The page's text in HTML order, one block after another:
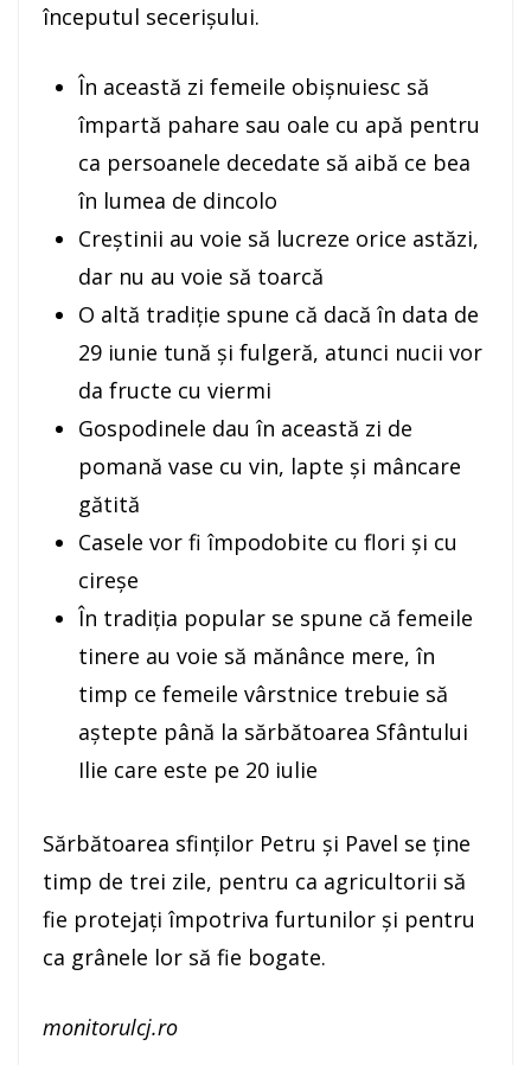
începutul secerișului.
În această zi femeile obișnuiesc să
împartă pahare sau oale cu apă pentru
ca persoanele decedate să aibă ce bea
în lumea de dincolo
Creștinii au voie să lucreze orice astăzi,
dar nu au voie să toarcă
O altă tradiție spune că dacă în data de
29 iunie tună și fulgeră, atunci nucii vor
da fructe cu viermi
Gospodinele dau în această zi de
pomană vase cu vin, lapte și mâncare
gătită
Casele vor fi împodobite cu flori și cu
cireșe
În tradiția popular se spune că femeile
tinere au voie să mănânce mere, în
timp ce femeile vârstnice trebuie să
aștepte până la sărbătoarea Sfântului
Ilie care este pe 20 iulie
Sărbătoarea sfinţilor Petru şi Pavel se ţine
timp de trei zile, pentru ca agricultorii să
fie protejaţi împotriva furtunilor şi pentru
ca grânele lor să fie bogate.
monitorulcj.ro